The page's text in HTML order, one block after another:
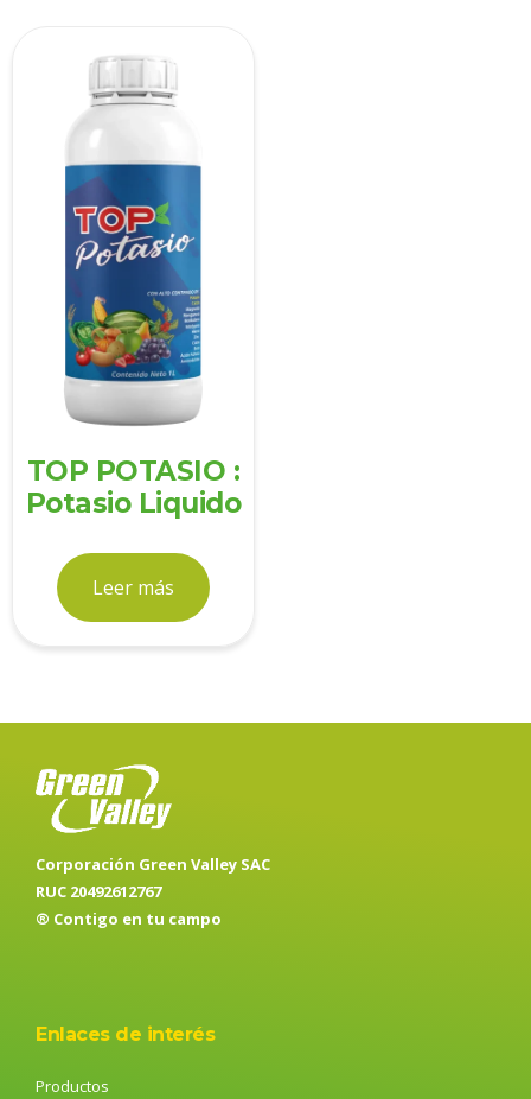
TOP POTASIO :
Potasio Liquido
Leer más
Corporación Green Valley SAC
RUC 20492612767
® Contigo en tu campo
Enlaces de interés
Productos